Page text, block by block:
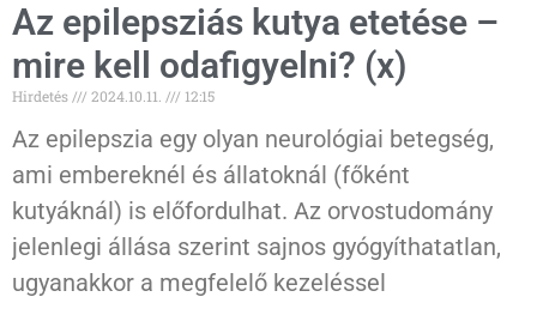
Az epilepsziás kutya etetése –
mire kell odafigyelni? (x)
Hirdetés 2024.10.11. 12:15
Az epilepszia egy olyan neurológiai betegség,
ami embereknél és állatoknál (főként
kutyáknál) is előfordulhat. Az orvostudomány
jelenlegi állása szerint sajnos gyógyíthatatlan,
ugyanakkor a megfelelő kezeléssel